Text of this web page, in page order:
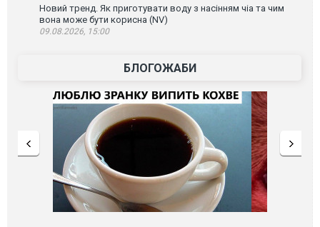
Новий тренд. Як приготувати воду з насінням чіа та чим
вона може бути корисна (NV)
09.08.2026, 15:00
БЛОГОЖАБИ